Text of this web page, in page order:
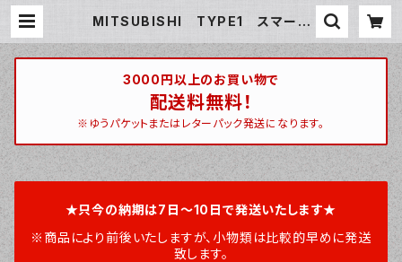
MITSUBISHI TYPE1 スマート
ライトン アウトランダー オーダー
メイド 本革レザー ミツビシ 三菱
| ハンティントン 宮崎ベース / hunti
ngton miyazakibase
3000円以上のお買い物で
配送料無料！
※ゆうパケットまたはレターパック発送になります。
★只今の納期は7日～10日で発送いたします★
※商品により前後いたしますが、小物類は比較的早めに発送
致します。